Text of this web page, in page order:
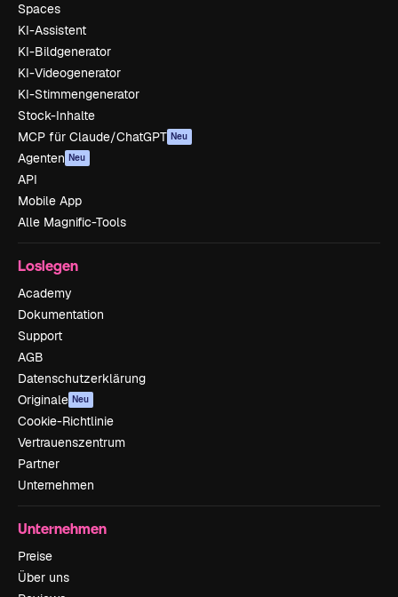
Spaces
KI-Assistent
KI-Bildgenerator
KI-Videogenerator
KI-Stimmengenerator
Stock-Inhalte
MCP für Claude/ChatGPT Neu
Agenten Neu
API
Mobile App
Alle Magnific-Tools
Loslegen
Academy
Dokumentation
Support
AGB
Datenschutzerklärung
Originale Neu
Cookie-Richtlinie
Vertrauenszentrum
Partner
Unternehmen
Unternehmen
Preise
Über uns